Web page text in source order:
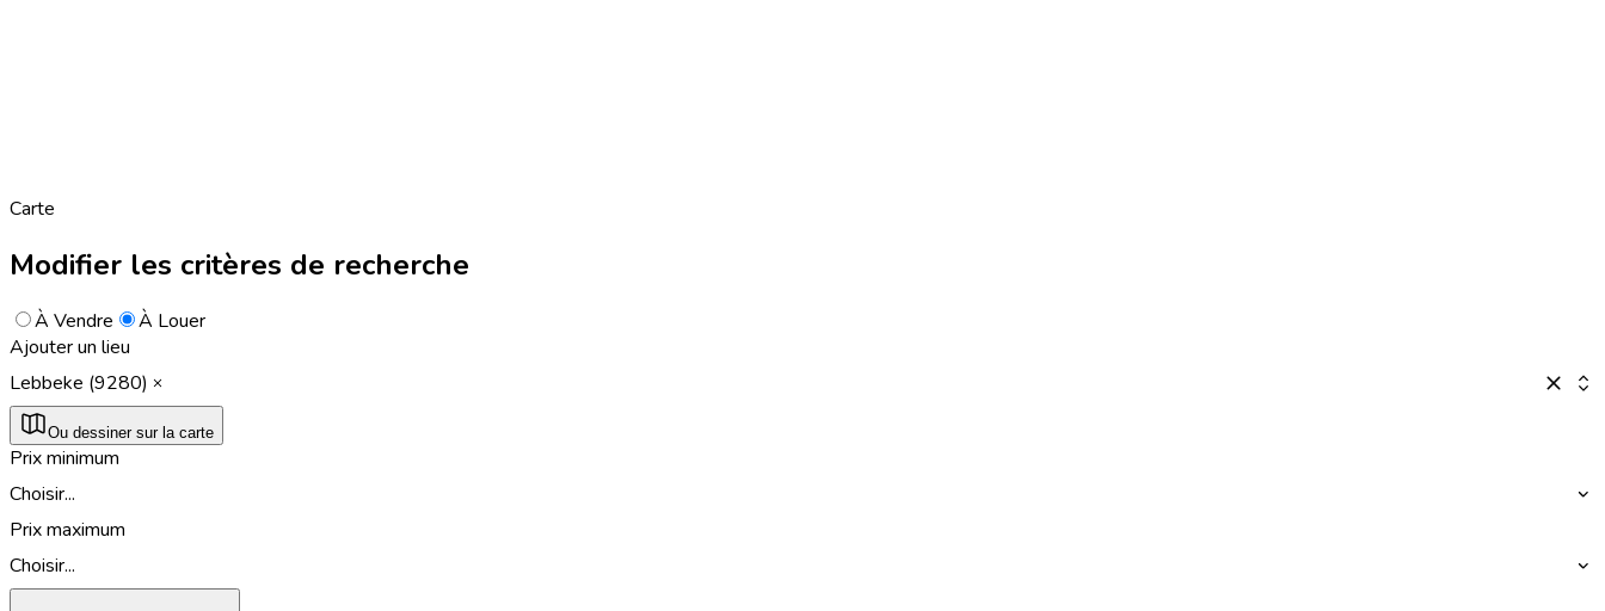
Carte
Modifier les critères de recherche
À Vendre
À Louer
Ajouter un lieu
Lebbeke (9280)
Ou dessiner sur la carte
Prix minimum
Choisir...
Prix maximum
Choisir...